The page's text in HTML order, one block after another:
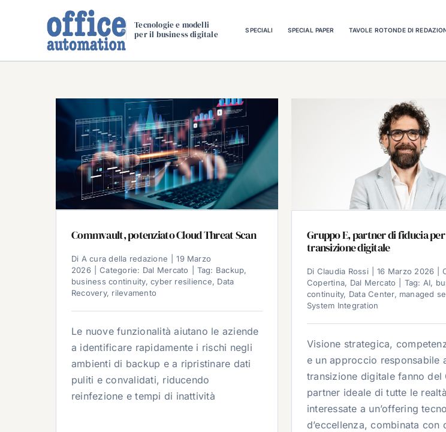
Tecnologie e modelli
per il business digitale
SPECIALI SPECIAL PAPER TAVOLE ROTONDE DI
Commvault, potenziato Cloud Threat Scan
Di A cura della redazione
19 Marzo
2026
Categorie: Dal Mercato Tag: Backup,
business continuity,cyber resilience, Data
Recovery, rilevamento
Le nuove funzionalità aiutano le aziende
a identificare rapidamente i rischi negli
ambienti di backup e a ripristinare dati
puliti e convalidati, riducendo
reinfezione e tempi di inattività
Gruppo E, partner di fiducia
transizione digitale
Di Claudia Rossi 16 Marzo 2026
Copertina, Dal Mercato Tag: AI,
continuity, Data Center, managed
System Integration
Visione strategica,
e un approccio responsabile
transizione digitale fanno del
partner ideale di tutte le realtà
interessate a un’offering
d’eccellenza, combinata con